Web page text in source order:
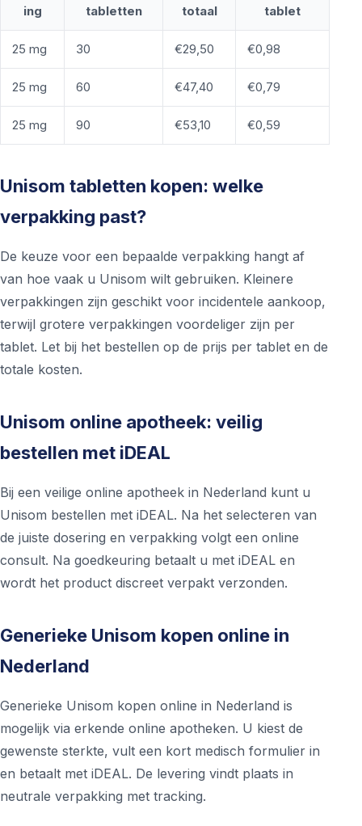
ing
tabletten
totaal
tablet
25 mg 30 €29,50 €0,98
25 mg 60 €47,40 €0,79
25 mg 90 €53,10 €0,59
Unisom tabletten kopen: welke
verpakking past?
De keuze voor een bepaalde verpakking hangt af
van hoe vaak u Unisom wilt gebruiken. Kleinere
verpakkingen zijn geschikt voor incidentele aankoop,
terwijl grotere verpakkingen voordeliger zijn per
tablet. Let bij het bestellen op de prijs per tablet en de
totale kosten.
Unisom online apotheek: veilig
bestellen met iDEAL
Bij een veilige online apotheek in Nederland kunt u
Unisom bestellen met iDEAL. Na het selecteren van
de juiste dosering en verpakking volgt een online
consult. Na goedkeuring betaalt u met iDEAL en
wordt het product discreet verpakt verzonden.
Generieke Unisom kopen online in
Nederland
Generieke Unisom kopen online in Nederland is
mogelijk via erkende online apotheken. U kiest de
gewenste sterkte, vult een kort medisch formulier in
en betaalt met iDEAL. De levering vindt plaats in
neutrale verpakking met tracking.